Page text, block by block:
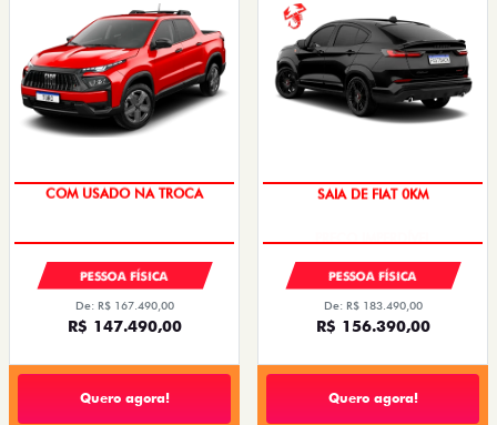
COM USADO NA TROCA
PESSOA FÍSICA
De: R$ 167.490,00
R$ 147.490,00
Quero agora!
SAIA DE FIAT 0KM
PESSOA FÍSICA
De: R$ 183.490,00
R$ 156.390,00
Quero agora!